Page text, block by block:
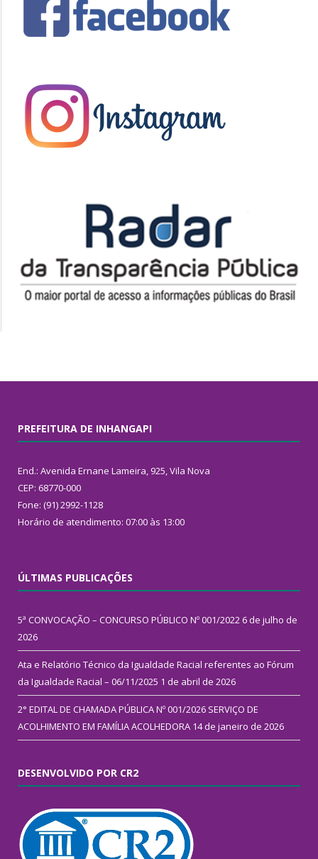
PREFEITURA DE INHANGAPI
End.: Avenida Ernane Lameira, 925, Vila Nova
CEP: 68770-000
Fone: (91) 2992-1128
Horário de atendimento: 07:00 às 13:00
ÚLTIMAS PUBLICAÇÕES
5ª CONVOCAÇÃO – CONCURSO PÚBLICO Nº 001/2022 6 de julho de
2026
Ata e Relatório Técnico da Igualdade Racial referentes ao Fórum
da Igualdade Racial – 06/11/2025 1 de abril de 2026
2° EDITAL DE CHAMADA PÚBLICA Nº 001/2026 SERVIÇO DE
ACOLHIMENTO EM FAMÍLIA ACOLHEDORA 14 de janeiro de 2026
DESENVOLVIDO POR CR2